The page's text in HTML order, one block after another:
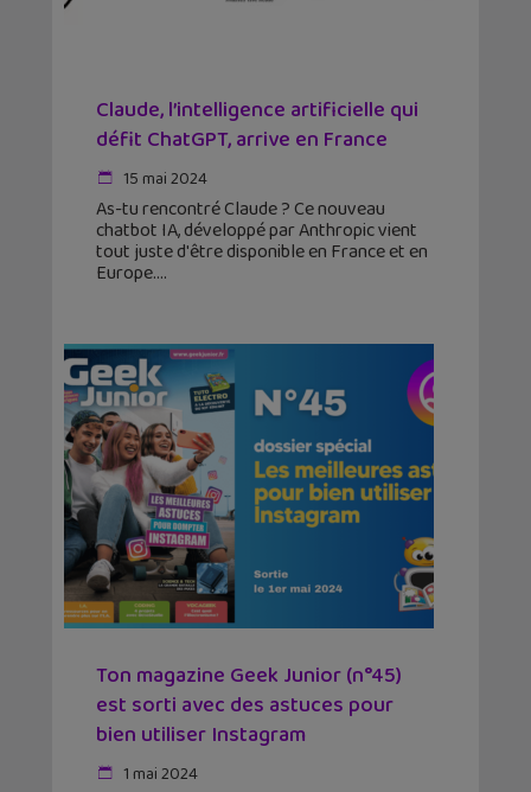
Claude, l’intelligence artificielle qui
défit ChatGPT, arrive en France
15 mai 2024
As-tu rencontré Claude ? Ce nouveau
chatbot IA, développé par Anthropic vient
tout juste d'être disponible en France et en
Europe.
Ton magazine Geek Junior (n°45)
est sorti avec des astuces pour
bien utiliser Instagram
1 mai 2024